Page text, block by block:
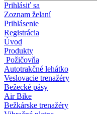
Prihlásiť sa
Zoznam želaní
Prihlásenie
Registrácia
Úvod
Produkty
Požičovňa
Autotrakčné lehátko
Veslovacie trenažéry
Bežecké pásy
Air Bike
Bežkárske trenažéry